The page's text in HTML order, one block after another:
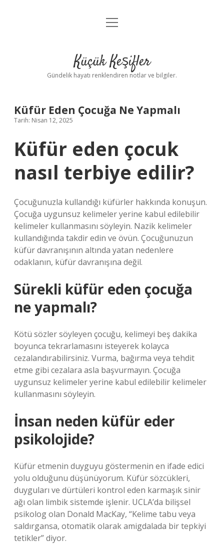
Anasayfa
Yasal Uyarı
menüyü
Küçük Keşifler
Gündelik hayatı renklendiren notlar ve bilgiler.
Küfür Eden Çocuğa Ne Yapmalı
Tarih: Nisan 12, 2025
Küfür eden çocuk
nasıl terbiye edilir?
Çocuğunuzla kullandığı küfürler hakkında konuşun.
Çocuğa uygunsuz kelimeler yerine kabul edilebilir
kelimeler kullanmasını söyleyin. Nazik kelimeler
kullandığında takdir edin ve övün. Çocuğunuzun
küfür davranışının altında yatan nedenlere
odaklanın, küfür davranışına değil.
Sürekli küfür eden çocuğa
ne yapmalı?
Kötü sözler söyleyen çocuğu, kelimeyi beş dakika
boyunca tekrarlamasını isteyerek kolayca
cezalandırabilirsiniz. Vurma, bağırma veya tehdit
etme gibi cezalara asla başvurmayın. Çocuğa
uygunsuz kelimeler yerine kabul edilebilir kelimeler
kullanmasını söyleyin.
İnsan neden küfür eder
psikolojide?
Küfür etmenin duyguyu göstermenin en ifade edici
yolu olduğunu düşünüyorum. Küfür sözcükleri,
duyguları ve dürtüleri kontrol eden karmaşık sinir
ağı olan limbik sistemde işlenir. UCLA’da bilişsel
psikolog olan Donald MacKay, “Kelime tabu veya
saldırgansa, otomatik olarak amigdalada bir tepkiyi
tetikler” diyor.